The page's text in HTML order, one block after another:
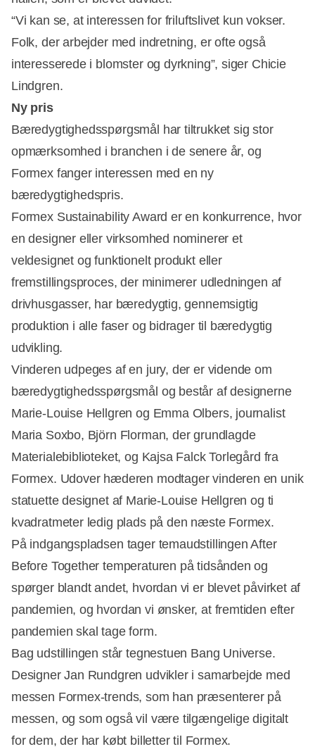
“Vi kan se, at interessen for friluftslivet kun vokser.
Folk, der arbejder med indretning, er ofte også
interesserede i blomster og dyrkning”, siger Chicie
Lindgren.
Annonce
Ny pris
Bæredygtighedsspørgsmål har tiltrukket sig stor
opmærksomhed i branchen i de senere år, og
Formex fanger interessen med en ny
bæredygtighedspris.
Formex Sustainability Award er en konkurrence, hvor
en designer eller virksomhed nominerer et
veldesignet og funktionelt produkt eller
fremstillingsproces, der minimerer udledningen af
drivhusgasser, har bæredygtig, gennemsigtig
produktion i alle faser og bidrager til bæredygtig
udvikling.
Vinderen udpeges af en jury, der er vidende om
bæredygtighedsspørgsmål og består af designerne
Marie-Louise Hellgren og Emma Olbers, journalist
Maria Soxbo, Björn Florman, der grundlagde
Materialebiblioteket, og Kajsa Falck Torlegård fra
Formex. Udover hæderen modtager vinderen en unik
statuette designet af Marie-Louise Hellgren og ti
kvadratmeter ledig plads på den næste Formex.
På indgangspladsen tager temaudstillingen After
Before Together temperaturen på tidsånden og
spørger blandt andet, hvordan vi er blevet påvirket af
pandemien, og hvordan vi ønsker, at fremtiden efter
pandemien skal tage form.
Bag udstillingen står tegnestuen Bang Universe.
Designer Jan Rundgren udvikler i samarbejde med
messen Formex-trends, som han præsenterer på
messen, og som også vil være tilgængelige digitalt
for dem, der har købt billetter til Formex.